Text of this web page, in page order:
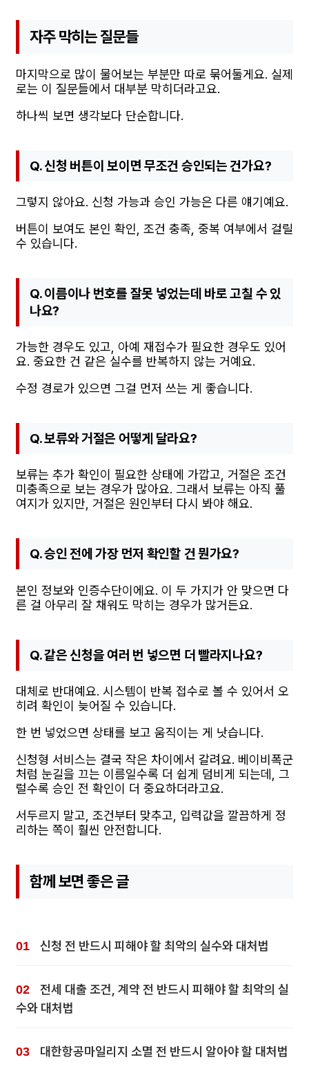
자주 막히는 질문들
마지막으로 많이 물어보는 부분만 따로 묶어둘게요. 실제
로는 이 질문들에서 대부분 막히더라고요.
하나씩 보면 생각보다 단순합니다.
Q. 신청 버튼이 보이면 무조건 승인되는 건가요?
그렇지 않아요. 신청 가능과 승인 가능은 다른 얘기예요.
버튼이 보여도 본인 확인, 조건 충족, 중복 여부에서 걸릴
수 있습니다.
Q. 이름이나 번호를 잘못 넣었는데 바로 고칠 수 있
나요?
가능한 경우도 있고, 아예 재접수가 필요한 경우도 있어
요. 중요한 건 같은 실수를 반복하지 않는 거예요.
수정 경로가 있으면 그걸 먼저 쓰는 게 좋습니다.
Q. 보류와 거절은 어떻게 달라요?
보류는 추가 확인이 필요한 상태에 가깝고, 거절은 조건
미충족으로 보는 경우가 많아요. 그래서 보류는 아직 풀
여지가 있지만, 거절은 원인부터 다시 봐야 해요.
Q. 승인 전에 가장 먼저 확인할 건 뭔가요?
본인 정보와 인증수단이에요. 이 두 가지가 안 맞으면 다
른 걸 아무리 잘 채워도 막히는 경우가 많거든요.
Q. 같은 신청을 여러 번 넣으면 더 빨라지나요?
대체로 반대예요. 시스템이 반복 접수로 볼 수 있어서 오
히려 확인이 늦어질 수 있습니다.
한 번 넣었으면 상태를 보고 움직이는 게 낫습니다.
신청형 서비스는 결국 작은 차이에서 갈려요. 베이비폭군
처럼 눈길을 끄는 이름일수록 더 쉽게 덤비게 되는데, 그
럴수록 승인 전 확인이 더 중요하더라고요.
서두르지 말고, 조건부터 맞추고, 입력값을 깔끔하게 정
리하는 쪽이 훨씬 안전합니다.
함께 보면 좋은 글
신청 전 반드시 피해야 할 최악의 실수와 대처법
전세 대출 조건, 계약 전 반드시 피해야 할 최악의 실
수와 대처법
대한항공마일리지 소멸 전 반드시 알아야 할 대처법